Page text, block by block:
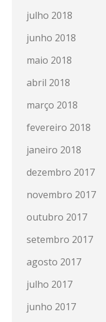
julho 2018
junho 2018
maio 2018
abril 2018
março 2018
fevereiro 2018
janeiro 2018
dezembro 2017
novembro 2017
outubro 2017
setembro 2017
agosto 2017
julho 2017
junho 2017